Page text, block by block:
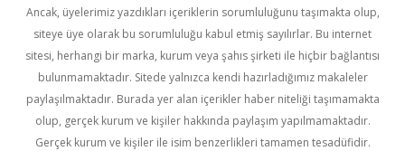
Ancak, üyelerimiz yazdıkları içeriklerin sorumluluğunu taşımakta olup,
siteye üye olarak bu sorumluluğu kabul etmiş sayılırlar. Bu internet
sitesi, herhangi bir marka, kurum veya şahıs şirketi ile hiçbir bağlantısı
bulunmamaktadır. Sitede yalnızca kendi hazırladığımız makaleler
paylaşılmaktadır. Burada yer alan içerikler haber niteliği taşımamakta
olup, gerçek kurum ve kişiler hakkında paylaşım yapılmamaktadır.
Gerçek kurum ve kişiler ile isim benzerlikleri tamamen tesadüfidir.